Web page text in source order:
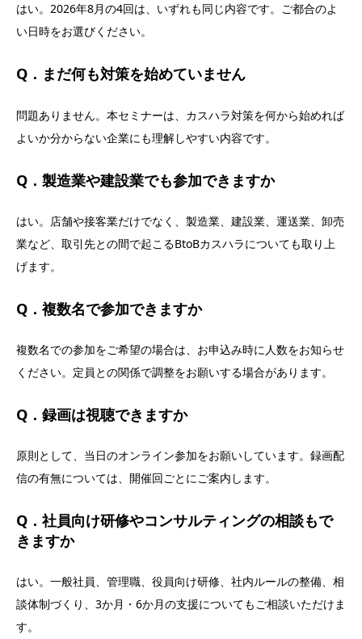
はい。2026年8月の4回は、いずれも同じ内容です。ご都合のよ
い日時をお選びください。
Q．まだ何も対策を始めていません
問題ありません。本セミナーは、カスハラ対策を何から始めれば
よいか分からない企業にも理解しやすい内容です。
Q．製造業や建設業でも参加できますか
はい。店舗や接客業だけでなく、製造業、建設業、運送業、卸売
業など、取引先との間で起こるBtoBカスハラについても取り上
げます。
Q．複数名で参加できますか
複数名での参加をご希望の場合は、お申込み時に人数をお知らせ
ください。定員との関係で調整をお願いする場合があります。
Q．録画は視聴できますか
原則として、当日のオンライン参加をお願いしています。録画配
信の有無については、開催回ごとにご案内します。
Q．社員向け研修やコンサルティングの相談もで
きますか
はい。一般社員、管理職、役員向け研修、社内ルールの整備、相
談体制づくり、3か月・6か月の支援についてもご相談いただけま
す。